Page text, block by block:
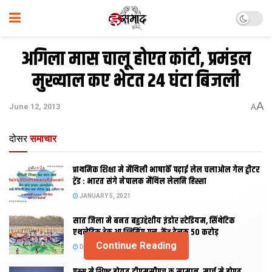
अगिला मास चालू होएत कांटी, प्रमंडल
मुख्याल कए भेटत 24 घंटा बिजली
June 12, 2013 AA
दोसर समाचार
प्राथमिक शि‍क्षा मे मैथि‍ली भाषाकेँ पढ़ाई लेल चलाओल गेल ट्वीटर
ट्रेंड : भारत संगे नेपालक मैथिल लेलनि हिस्सा
JANUARY 5, 2021
सात जिला मे बनत बहुउद्देशीय इंडोर स्‍टेडि‍यम, सिंथेटिक
एथलेटिक ट्रेक आ स्विमिंग पुल, केंद्र देलक 50 करोड़
DECEMBER 26, 2020
Continue Reading